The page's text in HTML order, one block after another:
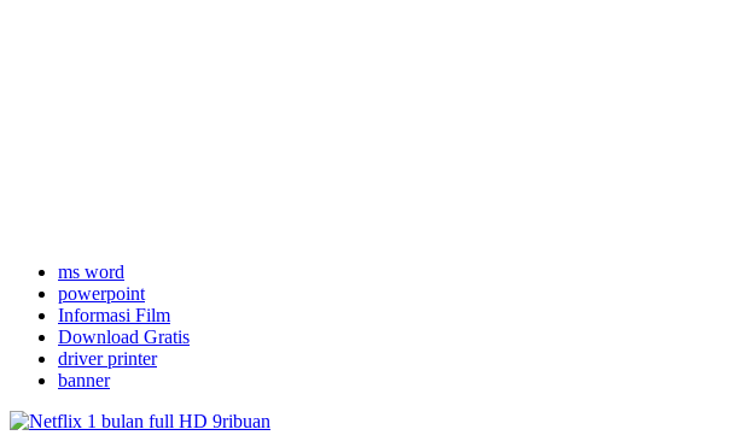
ms word
powerpoint
Informasi Film
Download Gratis
driver printer
banner